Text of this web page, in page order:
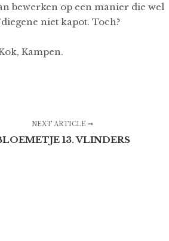
bewerken op een manier die wel
niet kapot. Toch?
Kampen.
NEXT ARTICLE
13. VLINDERS